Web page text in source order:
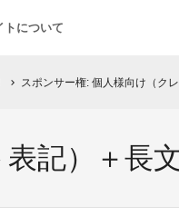
トについて
chevron_right スポンサー権: 個人様向け（ク
記）＋長